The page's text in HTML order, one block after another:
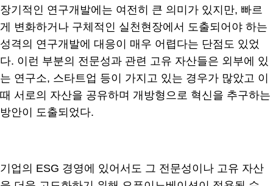
장기적인 연구개발에는 여전히 큰 의미가 있지만, 빠르
게 변화하거나 구체적인 실천현장에서 도출되어야 하는
성격의 연구개발에 대응이 매우 어렵다는 단점도 있었
다. 이런 부분의 전문성과 관련 고유 자산들은 외부에 있
는 연구소, 스타트업 등이 가지고 있는 경우가 많았고 이
때 서로의 자산을 공유하며 개방형으로 혁신을 추구하는
방안이 도출되었다.
기업의 ESG 경영에 있어서도 그 전문성이나 고유 자산